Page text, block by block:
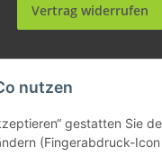
nutzen
gestatten Sie
(Fingerabdruck-
Vertrag widerrufen
GmbH i.L.